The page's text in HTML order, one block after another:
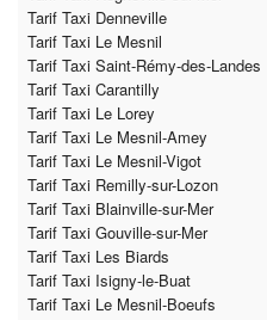
Tarif Taxi Denneville
Tarif Taxi Le Mesnil
Tarif Taxi Saint-Rémy-des-Landes
Tarif Taxi Carantilly
Tarif Taxi Le Lorey
Tarif Taxi Le Mesnil-Amey
Tarif Taxi Le Mesnil-Vigot
Tarif Taxi Remilly-sur-Lozon
Tarif Taxi Blainville-sur-Mer
Tarif Taxi Gouville-sur-Mer
Tarif Taxi Les Biards
Tarif Taxi Isigny-le-Buat
Tarif Taxi Le Mesnil-Boeufs